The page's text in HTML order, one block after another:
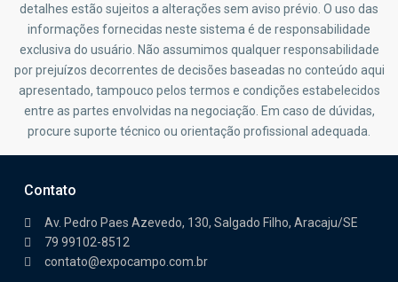
detalhes estão sujeitos a alterações sem aviso prévio. O uso das
informações fornecidas neste sistema é de responsabilidade
exclusiva do usuário. Não assumimos qualquer responsabilidade
por prejuízos decorrentes de decisões baseadas no conteúdo aqui
apresentado, tampouco pelos termos e condições estabelecidos
entre as partes envolvidas na negociação. Em caso de dúvidas,
procure suporte técnico ou orientação profissional adequada.
Contato
Av. Pedro Paes Azevedo, 130, Salgado Filho, Aracaju/SE
79 99102-8512
contato@expocampo.com.br